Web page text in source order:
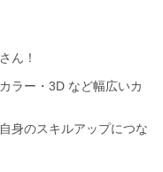
ん！
ラー・3D など幅広いカ
身のスキルアップにつな